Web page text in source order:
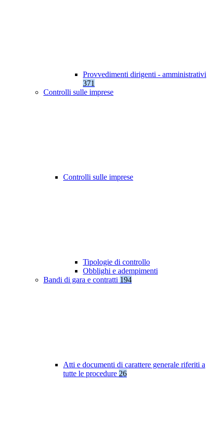
Provvedimenti dirigenti - amministrativi
371
Controlli sulle imprese
Controlli sulle imprese
Tipologie di controllo
Obblighi e adempimenti
Bandi di gara e contratti 194
Atti e documenti di carattere generale riferiti a
tutte le procedure 26